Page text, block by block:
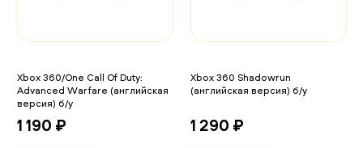
Xbox 360/One Call Of Duty:
Advanced Warfare (английская
версия) б/у
1 190 ₽
Xbox 360 Shadowrun
(английская версия) б/у
1 290 ₽